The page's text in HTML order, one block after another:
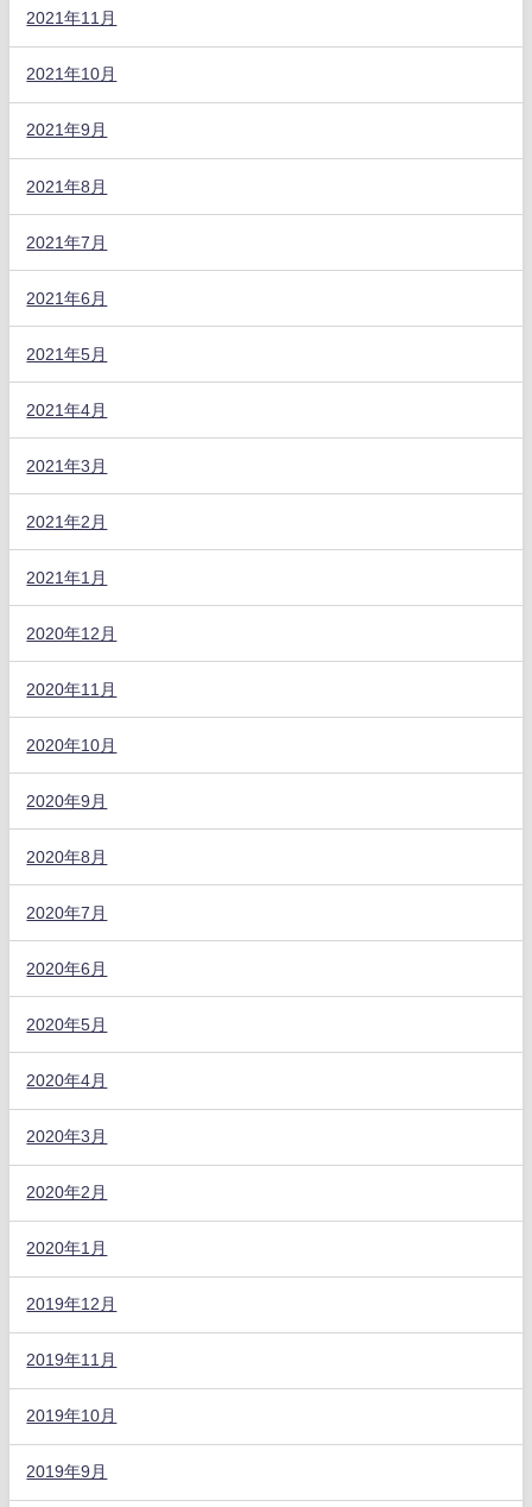
2021年11月
2021年10月
2021年9月
2021年8月
2021年7月
2021年6月
2021年5月
2021年4月
2021年3月
2021年2月
2021年1月
2020年12月
2020年11月
2020年10月
2020年9月
2020年8月
2020年7月
2020年6月
2020年5月
2020年4月
2020年3月
2020年2月
2020年1月
2019年12月
2019年11月
2019年10月
2019年9月